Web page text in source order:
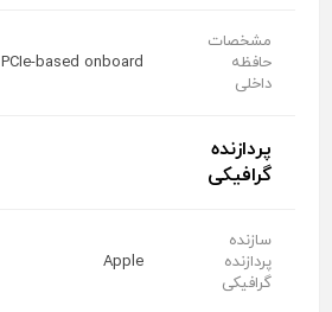
مشخصات
حافظه
داخلی
PCIe-based onboard
پردازنده
گرافیکی
سازنده
پردازنده
گرافیکی
Apple